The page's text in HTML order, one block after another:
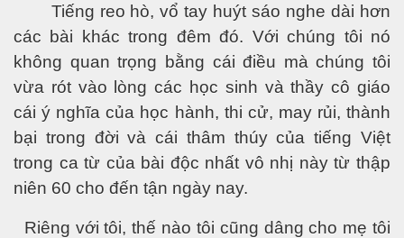
Tiếng reo hò, vổ tay huýt sáo nghe dài hơn
các bài khác trong đêm đó. Với chúng tôi nó
không quan trọng bằng cái điều mà chúng tôi
vừa rót vào lòng các học sinh và thầy cô giáo
cái ý nghĩa của học hành, thi cử, may rủi, thành
bại trong đời và cái thâm thúy của tiếng Việt
trong ca từ của bài độc nhất vô nhị này từ thập
niên 60 cho đến tận ngày nay.
Riêng vớitôi, thế nào tôi cũng dâng cho mẹ tôi